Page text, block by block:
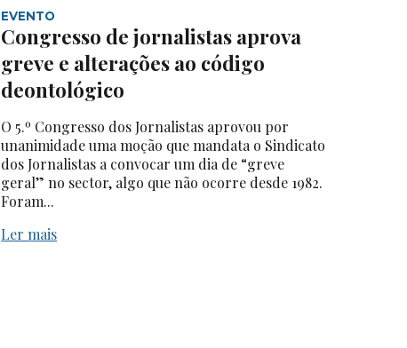
EVENTO
Congresso de jornalistas aprova
greve e alterações ao código
deontológico
O 5.º Congresso dos Jornalistas aprovou por
unanimidade uma moção que mandata o Sindicato
dos Jornalistas a convocar um dia de “greve
geral” no sector, algo que não ocorre desde 1982.
Foram...
Ler mais